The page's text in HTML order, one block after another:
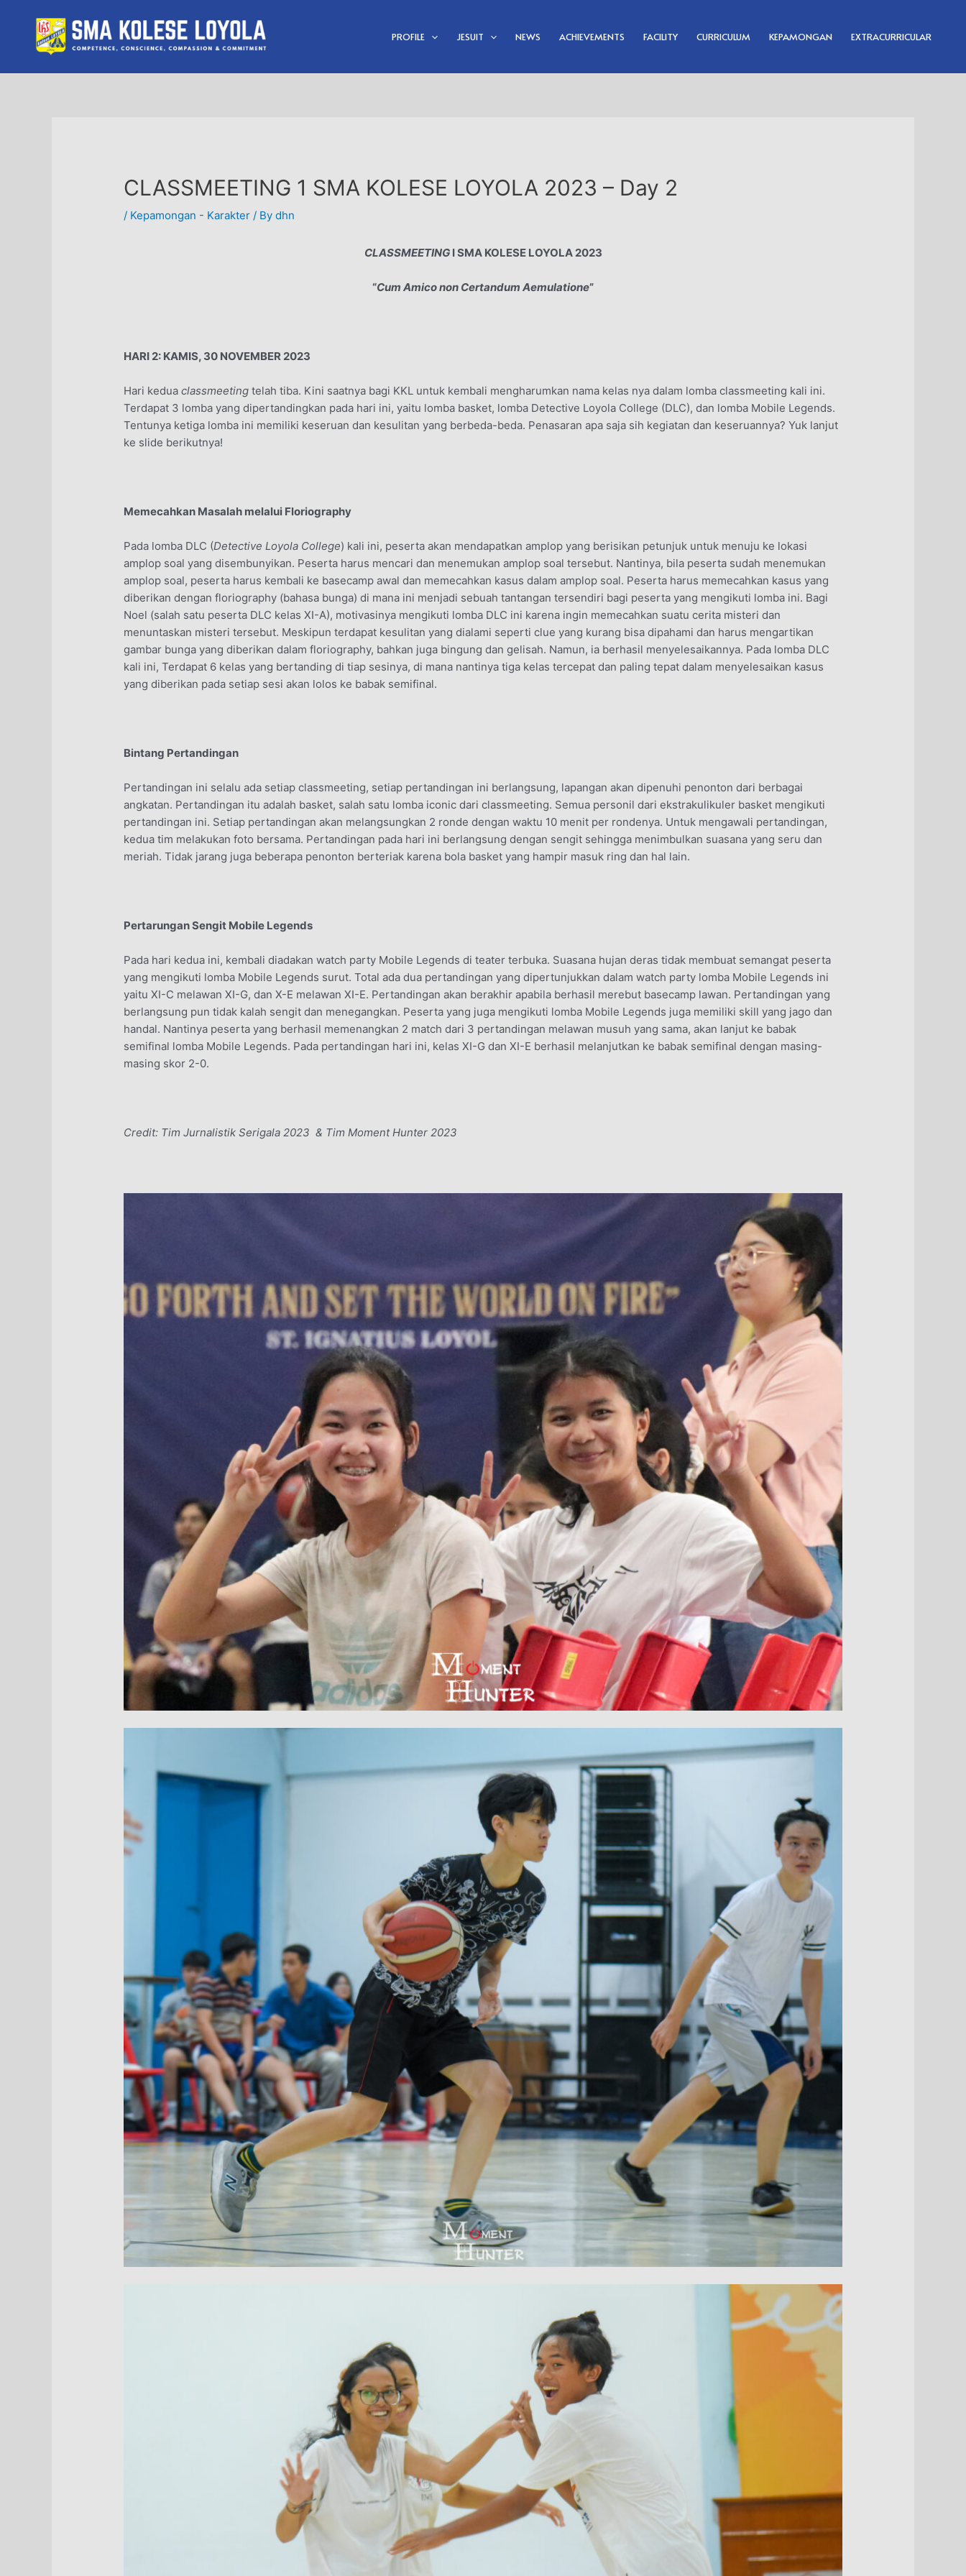
content
PROFILE JESUIT NEWS ACHIEVEMENTS FACILITY CURRICULUM KEPAMONGAN EXTRACURRICULAR
CLASSMEETING 1 SMA KOLESE LOYOLA 2023 – Day 2
/ Kepamongan - Karakter / Bydhn
CLASSMEETINGI SMA KOLESE LOYOLA 2023
“Cum Amico non Certandum Aemulatione”
HARI 2: KAMIS, 30 NOVEMBER 2023
Hari keduaclassmeeting telah tiba. Kini saatnya bagi KKL untuk kembali mengharumkan nama kelas nya dalam lomba classmeeting kali ini.
Terdapat 3 lomba yang dipertandingkan pada hari ini, yaitu lomba basket, lomba Detective Loyola College (DLC), dan lomba Mobile Legends.
Tentunya ketiga lomba ini memiliki keseruan dan kesulitan yang berbeda-beda. Penasaran apa saja sih kegiatan dan keseruannya? Yuk lanjut
ke slide berikutnya!
Memecahkan Masalah melalui Floriography
Pada lomba DLC (Detective Loyola College) kali ini, peserta akan mendapatkan amplop yang berisikan petunjuk untuk menuju ke lokasi
amplop soal yang disembunyikan. Peserta harus mencari dan menemukan amplop soal tersebut. Nantinya, bila peserta sudah menemukan
amplop soal, peserta harus kembali ke basecamp awal dan memecahkan kasus dalam amplop soal. Peserta harus memecahkan kasus yang
diberikan dengan floriography (bahasa bunga) di mana ini menjadi sebuah tantangan tersendiri bagi peserta yang mengikuti lomba ini. Bagi
Noel (salah satu peserta DLC kelas XI-A), motivasinya mengikuti lomba DLC ini karena ingin memecahkan suatu cerita misteri dan
menuntaskan misteri tersebut. Meskipun terdapat kesulitan yang dialami seperti clue yang kurang bisa dipahami dan harus mengartikan
gambar bunga yang diberikan dalam floriography, bahkan juga bingung dan gelisah. Namun, ia berhasil menyelesaikannya. Pada lomba DLC
kali ini, Terdapat 6 kelas yang bertanding di tiap sesinya, di mana nantinya tiga kelas tercepat dan paling tepat dalam menyelesaikan kasus
yang diberikan pada setiap sesi akan lolos ke babak semifinal.
Bintang Pertandingan
Pertandingan ini selalu ada setiap classmeeting, setiap pertandingan ini berlangsung, lapangan akan dipenuhi penonton dari berbagai
angkatan. Pertandingan itu adalah basket, salah satu lomba iconic dari classmeeting. Semua personil dari ekstrakulikuler basket mengikuti
pertandingan ini. Setiap pertandingan akan melangsungkan 2 ronde dengan waktu 10 menit per rondenya. Untuk mengawali pertandingan,
kedua tim melakukan foto bersama. Pertandingan pada hari ini berlangsung dengan sengit sehingga menimbulkan suasana yang seru dan
meriah. Tidak jarang juga beberapa penonton berteriak karena bola basket yang hampir masuk ring dan hal lain.
Pertarungan Sengit Mobile Legends
Pada hari kedua ini, kembali diadakan watch party Mobile Legends di teater terbuka. Suasana hujan deras tidak membuat semangat peserta
yang mengikuti lomba Mobile Legends surut. Total ada dua pertandingan yang dipertunjukkan dalam watch party lomba Mobile Legends ini
yaitu XI-C melawan XI-G, dan X-E melawan XI-E. Pertandingan akan berakhir apabila berhasil merebut basecamp lawan. Pertandingan yang
berlangsung pun tidak kalah sengit dan menegangkan. Peserta yang juga mengikuti lomba Mobile Legends juga memiliki skill yang jago dan
handal. Nantinya peserta yang berhasil memenangkan 2 match dari 3 pertandingan melawan musuh yang sama, akan lanjut ke babak
semifinal lomba Mobile Legends. Pada pertandingan hari ini, kelas XI-G dan XI-E berhasil melanjutkan ke babak semifinal dengan masing-
masing skor 2-0.
Credit: Tim Jurnalistik Serigala 2023 & Tim Moment Hunter 2023